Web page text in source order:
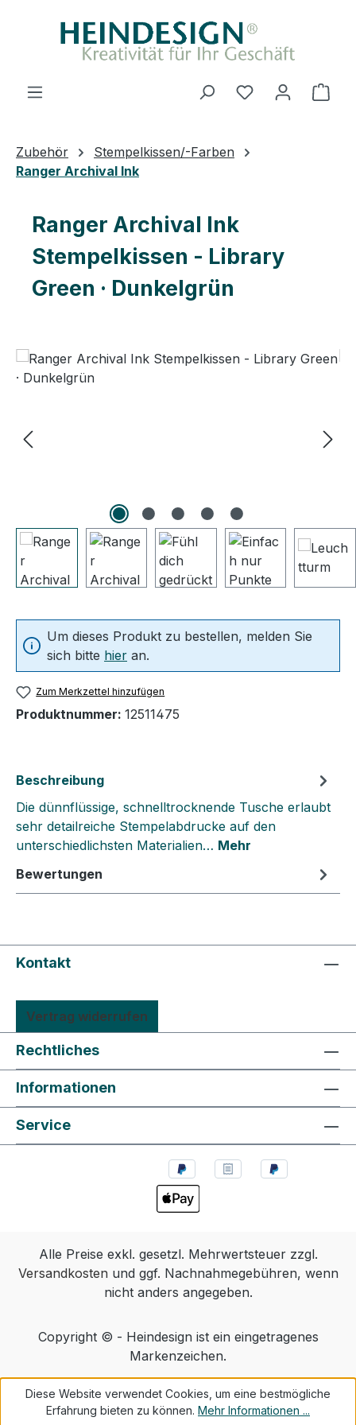
Zum Hauptinhalt springen
Du hast 0
Zubehör
Stempelkissen/-Farben
Ranger Archival Ink
Ranger Archival Ink
Stempelkissen - Library
Green · Dunkelgrün
Um dieses Produkt zu bestellen, melden Sie
sich bitte hier an.
Zum Merkzettel hinzufügen
Produktnummer: 12511475
Beschreibung
Die dünnflüssige, schnelltrocknende Tusche erlaubt
sehr detailreiche Stempelabdrucke auf den
unterschiedlichsten Materialien… Mehr
Bewertungen
Kontakt
Vertrag widerrufen
Rechtliches
Informationen
Service
Alle Preise exkl. gesetzl. Mehrwertsteuer zzgl.
Versandkosten und ggf. Nachnahmegebühren, wenn
nicht anders angegeben.
Copyright © - Heindesign ist ein eingetragenes
Markenzeichen.
Diese Website verwendet Cookies, um eine bestmögliche
Erfahrung bieten zu können. Mehr Informationen ...